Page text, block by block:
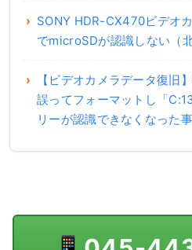
SONY HDR-CX470ビデオ
でmicroSDが認識しない（
【ビデオカメラデータ復旧
誤ってフォーマットし「
リーが認識できなくなった